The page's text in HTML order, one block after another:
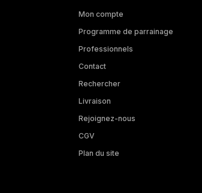
Mon compte
Programme de parrainage
Professionnels
Contact
Rechercher
Livraison
Rejoignez-nous
CGV
Plan du site